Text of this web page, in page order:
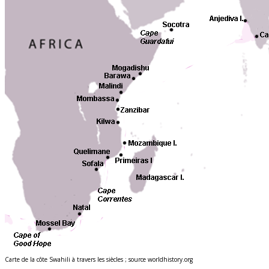
Carte de la côte Swahili à travers les siècles ; source worldhistory.org